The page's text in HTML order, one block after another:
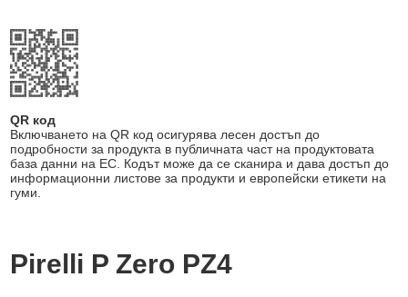
QR код
Включването на QR код осигурява лесен достъп до
подробности за продукта в публичната част на продуктовата
база данни на ЕС. Кодът може да се сканира и дава достъп до
информационни листове за продукти и европейски етикети на
гуми.
Pirelli P Zero PZ4